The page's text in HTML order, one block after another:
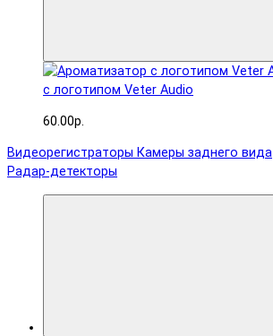
с логотипом Veter Audio
60.00р.
Видеорегистраторы Камеры заднего вида
Радар-детекторы